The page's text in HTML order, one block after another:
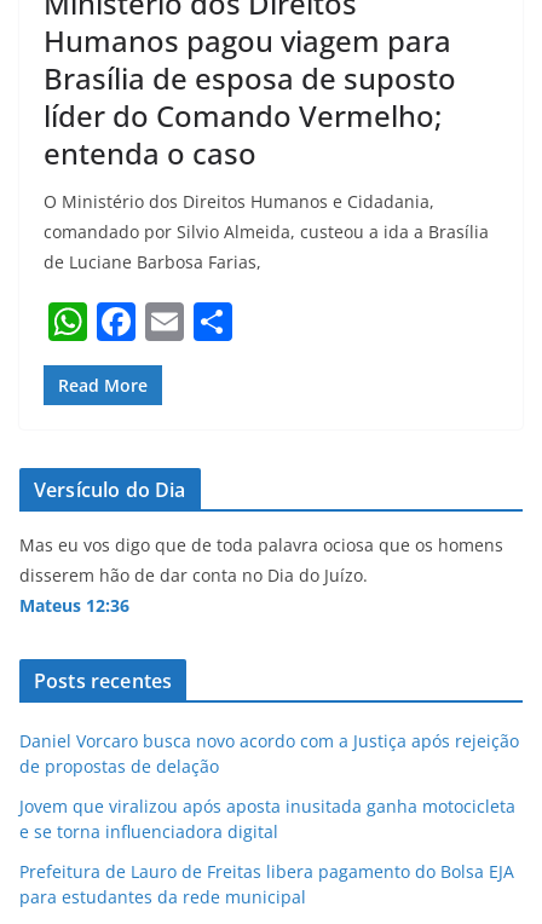
Humanos pagou viagem para
Brasília de esposa de suposto
líder do Comando Vermelho;
entenda o caso
O Ministério dos Direitos Humanos e Cidadania,
comandado por Silvio Almeida, custeou a ida a Brasília
de Luciane Barbosa Farias,
W
h
at
A
p
p
F
a
c
b
o
o
k
E
Read More
Versículo do Dia
Mas eu vos digo que de toda palavra ociosa que os homens
disserem hão de dar conta no Dia do Juízo.
Mateus 12:36
Posts recentes
Daniel Vorcaro busca novo acordo com a Justiça após rejeição
de propostas de delação
Jovem que viralizou após aposta inusitada ganha motocicleta
e se torna influenciadora digital
Prefeitura de Lauro de Freitas libera pagamento do Bolsa EJA
para estudantes da rede municipal